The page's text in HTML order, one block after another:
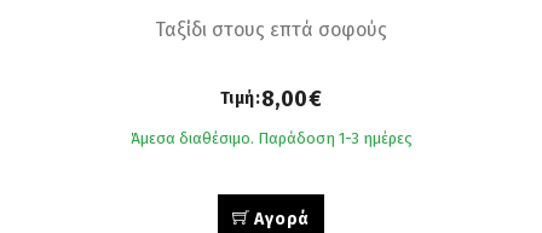
Ταξίδι στους επτά σοφούς
Τιμή:8,00€
Άμεσα διαθέσιμο. Παράδοση 1-3 ημέρες
Αγορά